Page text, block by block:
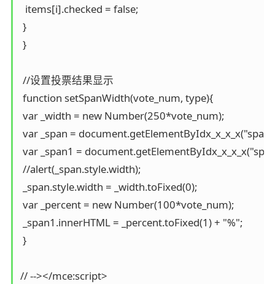
  items[i].checked = false;
}
}
//设置投票结果显示
function setSpanWidth(vote_num, type){
var _width = new Number(250*vote_num);
var _span =
var _span1 =
//alert(_span.style.width);
_span.style.width = _width.toFixed(0);
var _percent = new Number(100*vote_num);
_span1.innerHTML = _percent.toFixed(1) + "%";
}
// --></mce:script>